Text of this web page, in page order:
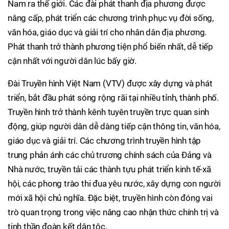
Nam ra thế giới. Các đài phát thanh địa phương được
nâng cấp, phát triển các chương trình phục vụ đời sống,
văn hóa, giáo dục và giải trí cho nhân dân địa phương.
Phát thanh trở thành phương tiện phổ biến nhất, dễ tiếp
cận nhất với người dân lúc bấy giờ.
Đài Truyền hình Việt Nam (VTV) được xây dựng và phát
triển, bắt đầu phát sóng rộng rãi tại nhiều tỉnh, thành phố.
Truyền hình trở thành kênh tuyên truyền trực quan sinh
động, giúp người dân dễ dàng tiếp cận thông tin, văn hóa,
giáo dục và giải trí. Các chương trình truyền hình tập
trung phản ánh các chủ trương chính sách của Đảng và
Nhà nước, truyền tải các thành tựu phát triển kinh tế-xã
hội, các phong trào thi đua yêu nước, xây dựng con người
mới xã hội chủ nghĩa. Đặc biệt, truyền hình còn đóng vai
trò quan trọng trong việc nâng cao nhận thức chính trị và
tinh thần đoàn kết dân tộc.